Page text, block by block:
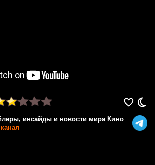
инсайды и новости мира Кино